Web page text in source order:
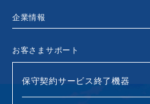
企業情報
お客さまサポート
保守契約サービス終了機器